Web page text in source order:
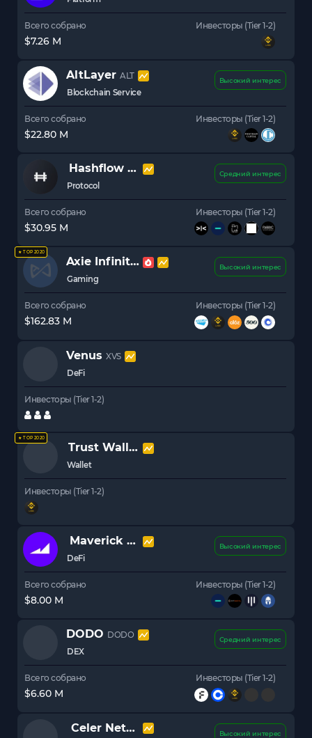
Всего собрано
$7.26 M
Инвесторы (Tier 1-2)
AltLayer ALT
Blockchain Service
Высокий интерес
Всего собрано
$22.80 M
Инвесторы (Tier 1-2)
Hashflow HFT
Protocol
Средний интерес
Всего собрано
$30.95 M
Инвесторы (Tier 1-2)
★ TOP 2020
Axie Infinity AXS
Gaming
Высокий интерес
Всего собрано
$162.83 M
Инвесторы (Tier 1-2)
Venus XVS
DeFi
Инвесторы (Tier 1-2)
★ TOP 2020
Trust Wallet Token
Wallet
Инвесторы (Tier 1-2)
Maverick Protocol
DeFi
Высокий интерес
Всего собрано
$8.00 M
Инвесторы (Tier 1-2)
DODO DODO
DEX
Средний интерес
Всего собрано
$6.60 M
Инвесторы (Tier 1-2)
Celer Network Высокий интерес